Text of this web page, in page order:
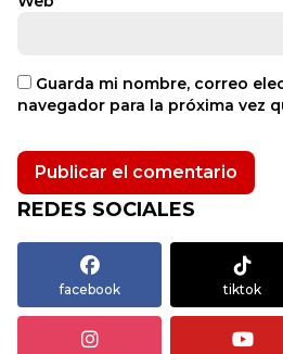
Guarda mi nombre, correo
navegador para la próxima vez
REDES SOCIALES
facebook tiktok